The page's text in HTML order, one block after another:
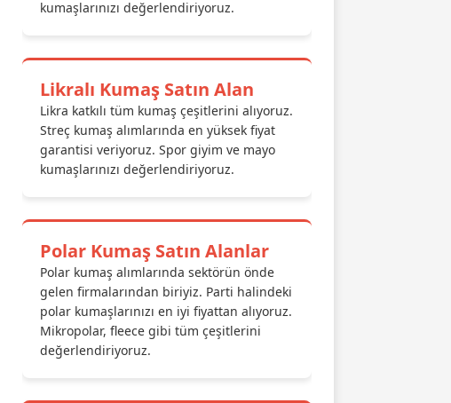
kumaşlarınızı değerlendiriyoruz.
Likralı Kumaş Satın Alan
Likra katkılı tüm kumaş çeşitlerini alıyoruz.
Streç kumaş alımlarında en yüksek fiyat
garantisi veriyoruz. Spor giyim ve mayo
kumaşlarınızı değerlendiriyoruz.
Polar Kumaş Satın Alanlar
Polar kumaş alımlarında sektörün önde
gelen firmalarından biriyiz. Parti halindeki
polar kumaşlarınızı en iyi fiyattan alıyoruz.
Mikropolar, fleece gibi tüm çeşitlerini
değerlendiriyoruz.